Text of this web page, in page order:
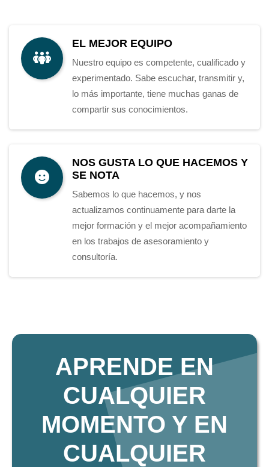
EL MEJOR EQUIPO
Nuestro equipo es competente, cualificado y
experimentado. Sabe escuchar, transmitir y,
lo más importante, tiene muchas ganas de
compartir sus conocimientos.
NOS GUSTA LO QUE HACEMOS Y
SE NOTA
Sabemos lo que hacemos, y nos
actualizamos continuamente para darte la
mejor formación y el mejor acompañamiento
en los trabajos de asesoramiento y
consultoría.
APRENDE EN
CUALQUIER
MOMENTO Y EN
CUALQUIER